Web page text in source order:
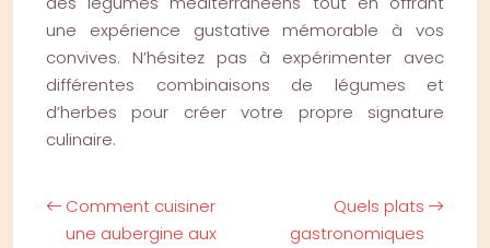
une expérience gustative mémorable à vos
convives. N’hésitez pas à expérimenter avec
différentes combinaisons de légumes et
d’herbes pour créer votre propre signature
culinaire.
Comment cuisiner
une aubergine aux
Quels plats
gastronomiques